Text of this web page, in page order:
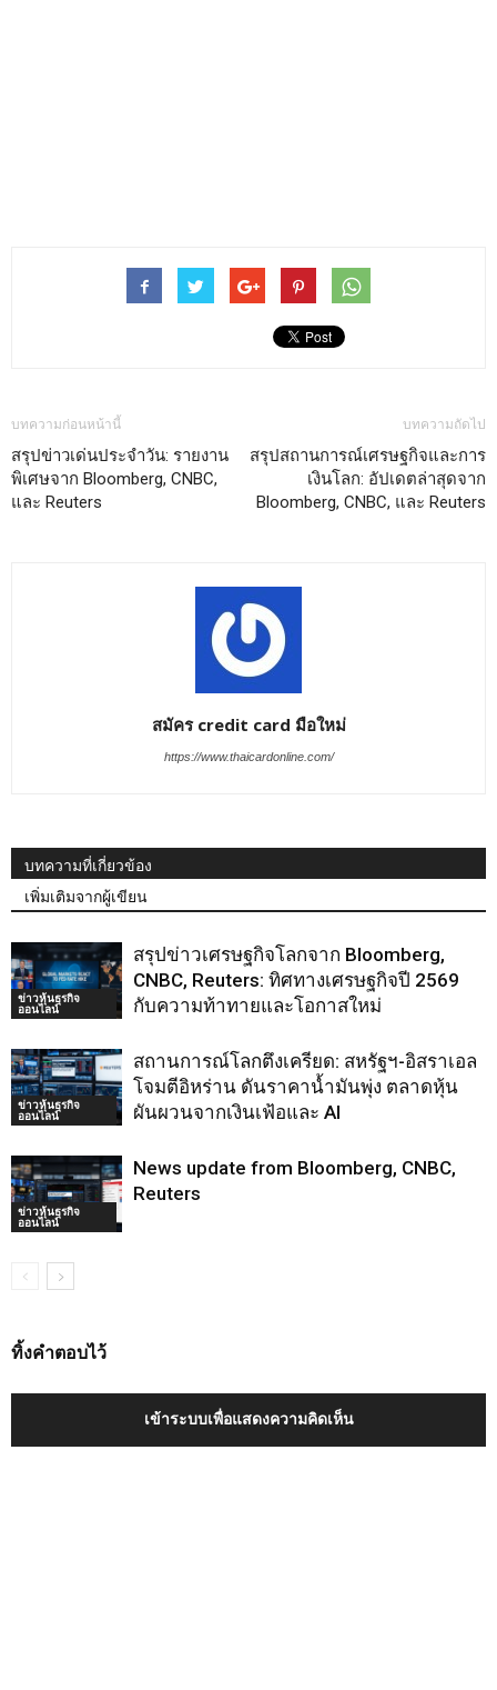
บทความก่อนหน้านี้
สรุปข่าวเด่นประจำวัน: รายงาน
พิเศษจาก Bloomberg, CNBC,
และ Reuters
บทความถัดไป
สรุปสถานการณ์เศรษฐกิจและการ
เงินโลก: อัปเดตล่าสุดจาก
Bloomberg, CNBC, และ Reuters
สมัคร credit card มือใหม่
https://www.thaicardonline.com/
บทความที่เกี่ยวข้อง
เพิ่มเติมจากผู้เขียน
ข่าวหุ้นธุรกิจ
ออนไลน์
สรุปข่าวเศรษฐกิจโลกจาก Bloomberg,
CNBC, Reuters: ทิศทางเศรษฐกิจปี 2569
กับความท้าทายและโอกาสใหม่
ข่าวหุ้นธุรกิจ
ออนไลน์
สถานการณ์โลกตึงเครียด: สหรัฐฯ-อิสราเอล
โจมตีอิหร่าน ดันราคาน้ำมันพุ่ง ตลาดหุ้น
ผันผวนจากเงินเฟ้อและ AI
ข่าวหุ้นธุรกิจ
ออนไลน์
News update from Bloomberg, CNBC,
Reuters
ทิ้งคำตอบไว้
เข้าระบบเพื่อแสดงความคิดเห็น